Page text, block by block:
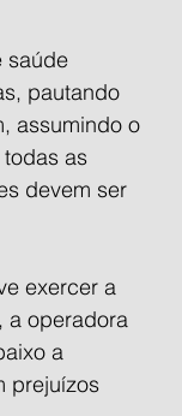
saúde
pautando
assumindo o
as
devem ser
exercer a
a operadora
a
prejuízos